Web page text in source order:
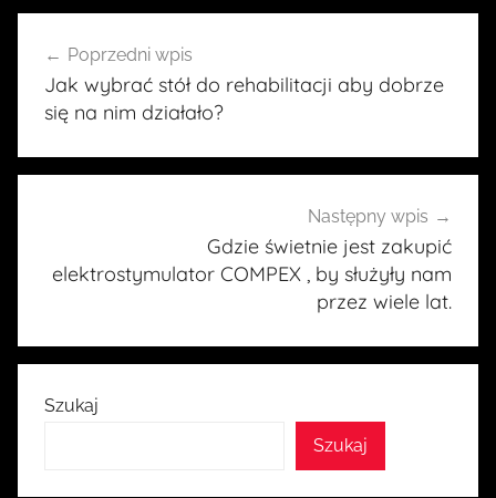
wpisu
Poprzedni wpis
Jak wybrać stół do rehabilitacji aby dobrze
się na nim działało?
Następny wpis
Gdzie świetnie jest zakupić
elektrostymulator COMPEX , by służyły nam
przez wiele lat.
Szukaj
Szukaj